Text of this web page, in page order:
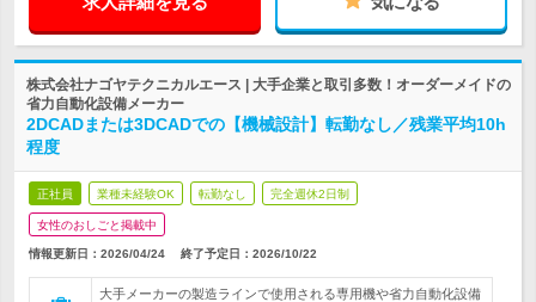
株式会社ナゴヤテクニカルエース | 大手企業と取引多数！オーダーメイドの
省力自動化設備メーカー
2DCADまたは3DCADでの【機械設計】転勤なし／残業平均10h
程度
正社員 業種未経験OK 転勤なし 完全週休2日制
女性のおしごと掲載中
情報更新日：2026/04/24 終了予定日： 2026/10/22
大手メーカーの製造ラインで使用される専用機や省力自動化設備